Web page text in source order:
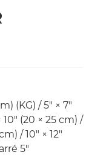
(KG) / 5" × 7"
10" (20 × 25 cm) /
/ 10" × 12"
5"